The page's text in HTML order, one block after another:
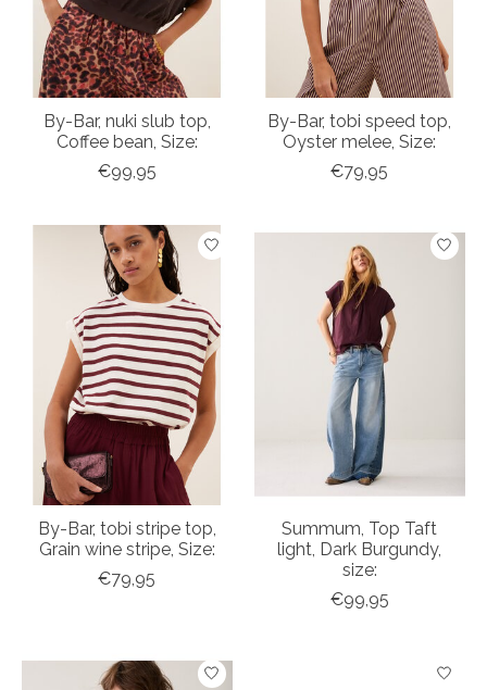
By-Bar, nuki slub top,
Coffee bean, Size:
€99,95
By-Bar, tobi speed top,
Oyster melee, Size:
€79,95
By-Bar, tobi stripe top,
Grain wine stripe, Size:
€79,95
Summum, Top Taft
light, Dark Burgundy,
size:
€99,95